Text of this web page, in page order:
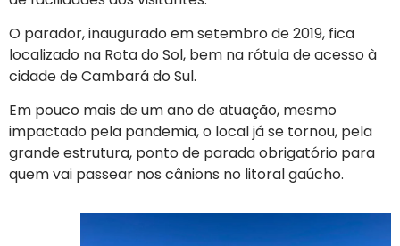
O parador, inaugurado em setembro de 2019, fica
localizado na Rota do Sol, bem na rótula de acesso à
cidade de Cambará do Sul.
Em pouco mais de um ano de atuação, mesmo
impactado pela pandemia, o local já se tornou, pela
grande estrutura, ponto de parada obrigatório para
quem vai passear nos cânions no litoral gaúcho.